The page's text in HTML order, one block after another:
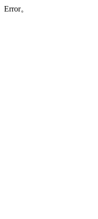
Error。